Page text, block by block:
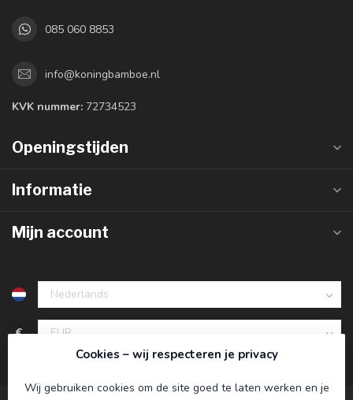
085 060 8853
info@koningbamboe.nl
KVK nummer: 72734523
Openingstijden
Informatie
Mijn account
€
Cookies – wij respecteren je privacy
Wij gebruiken cookies om de site goed te laten werken en je